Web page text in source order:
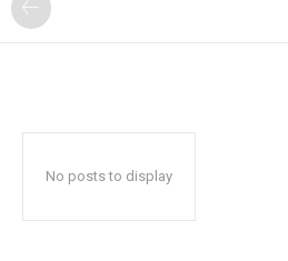
No posts to display